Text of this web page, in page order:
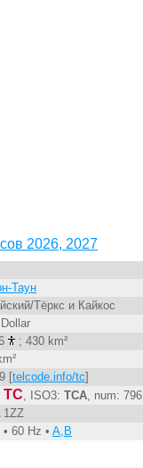
2026, 2027
Таун
Тёркс и Кайкос
; 430 km²
[telcode.info/tc]
TC, ISO3: TCA, num: 796
1ZZ
60 Hz • A,B